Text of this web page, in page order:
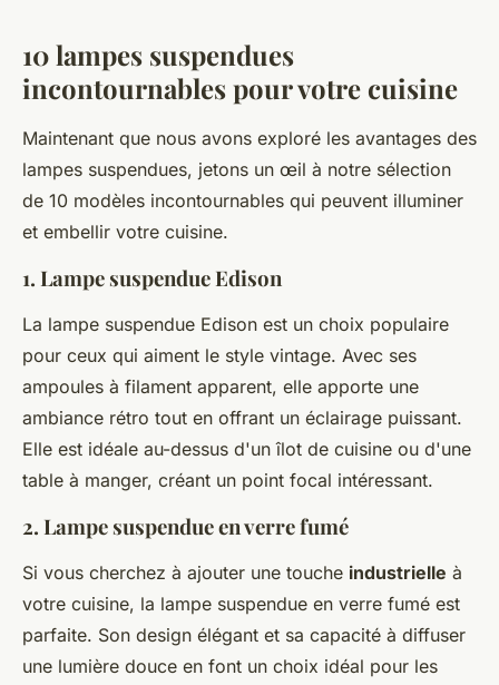
10 lampes suspendues
incontournables pour votre cuisine
Maintenant que nous avons exploré les avantages des
lampes suspendues, jetons un œil à notre sélection
de 10 modèles incontournables qui peuvent illuminer
et embellir votre cuisine.
1. Lampe suspendue Edison
La lampe suspendue Edison est un choix populaire
pour ceux qui aiment le style vintage. Avec ses
ampoules à filament apparent, elle apporte une
ambiance rétro tout en offrant un éclairage puissant.
Elle est idéale au-dessus d'un îlot de cuisine ou d'une
table à manger, créant un point focal intéressant.
2. Lampe suspendue en verre fumé
Si vous cherchez à ajouter une touche industrielle à
votre cuisine, la lampe suspendue en verre fumé est
parfaite. Son design élégant et sa capacité à diffuser
une lumière douce en font un choix idéal pour les